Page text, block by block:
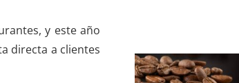
y este año
directa a clientes